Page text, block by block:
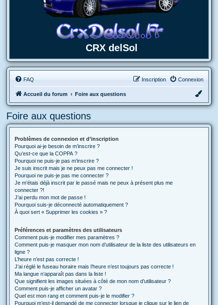
CRX delSol
FAQ Connexion
Inscription
Accueil du forum Foire aux questions
Foire aux questions
Problèmes de connexion et d’inscription
Pourquoi ai-je besoin de m’inscrire ?
Qu’est-ce que la COPPA ?
Pourquoi ne puis-je pas m’inscrire ?
Je suis inscrit mais je ne peux pas me connecter !
Pourquoi ne puis-je pas me connecter ?
Je m’étais déjà inscrit par le passé mais ne peux à présent plus me
connecter ?!
J’ai perdu mon mot de passe !
Pourquoi suis-je déconnecté automatiquement ?
À quoi sert « Supprimer les cookies » ?
Préférences et paramètres des utilisateurs
Comment puis-je modifier mes paramètres ?
Comment puis-je masquer mon nom d’utilisateur de la liste des utilisateurs en
ligne ?
L’heure n’est pas correcte !
J’ai réglé le fuseau horaire mais l’heure n’est toujours pas correcte !
Ma langue n’apparaît pas dans la liste !
Que signifient les images situées à côté de mon nom d’utilisateur ?
Comment puis-je afficher un avatar ?
Quel est mon rang et comment puis-je le modifier ?
Pourquoi m’est-il demandé de me connecter lorsque je clique sur le lien de